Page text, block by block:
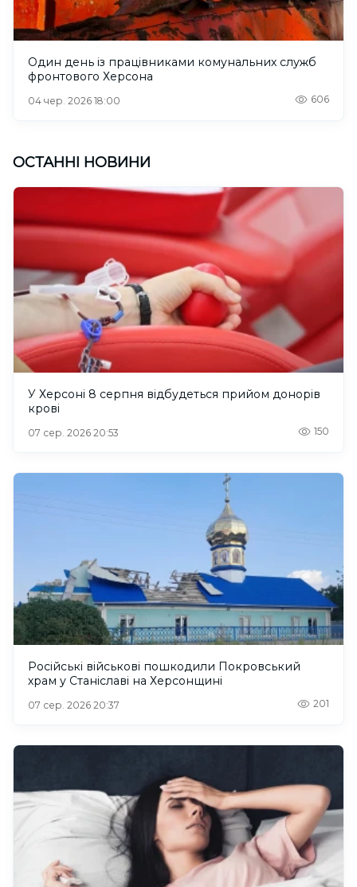
Один день із працівниками комунальних служб
фронтового Херсона
04 чер. 2026 18:00 606
ОСТАННІ НОВИНИ
У Херсоні 8 серпня відбудеться прийом донорів
крові
07 сер. 2026 20:53 150
Російські військові пошкодили Покровський
храм у Станіславі на Херсонщині
07 сер. 2026 20:37 201